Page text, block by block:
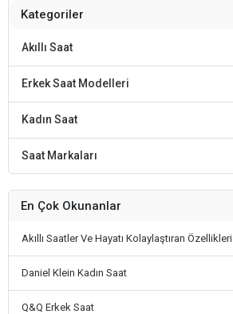
Kategoriler
Akıllı Saat
Erkek Saat Modelleri
Kadın Saat
Saat Markaları
En Çok Okunanlar
Akıllı Saatler Ve Hayatı Kolaylaştıran Özellikleri
Daniel Klein Kadın Saat
Q&Q Erkek Saat